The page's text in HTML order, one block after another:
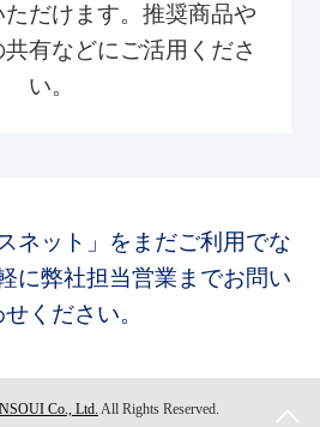
だけます。推奨商品や
有などにご活用くださ
い。
ネット」をまだご利用でな
に弊社担当営業までお問い
ください。
Co., Ltd. All Rights Reserved.